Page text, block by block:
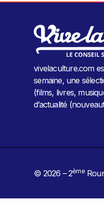
vivelaculture.com
semaine, une
(films, livres,
d’actualité
© 2026 – 2ème